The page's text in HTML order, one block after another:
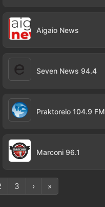
Aigaio News
Seven News 94.4
Praktoreio 104.9 FM
Marconi 96.1
3 › »